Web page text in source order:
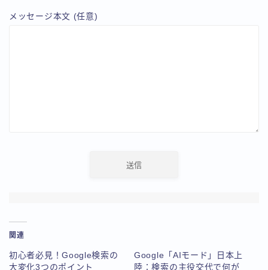
メッセージ本文 (任意)
関連
初心者必見！Google検索の
大変化3つのポイント
Google「AIモード」日本上
陸：検索の主役交代で何が